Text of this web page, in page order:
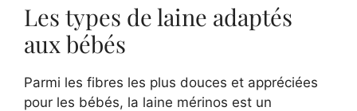
Les types de laine adaptés
aux bébés
Parmi les fibres les plus douces et appréciées
pour les bébés, la laine mérinos est un